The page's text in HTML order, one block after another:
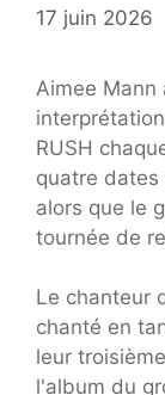
17 juin 2026
Aimee Mann
RUSH
quatre dates
alors que le
tournée de
Le chanteur
chanté en
leur
l'album du